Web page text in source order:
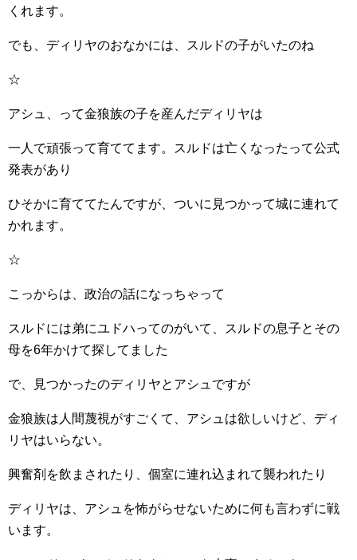
くれます。
でも、ディリヤのおなかには、スルドの子がいたのね
☆
アシュ、って金狼族の子を産んだディリヤは
一人で頑張って育ててます。スルドは亡くなったって公式
発表があり
ひそかに育ててたんですが、ついに見つかって城に連れて
かれます。
☆
こっからは、政治の話になっちゃって
スルドには弟にユドハってのがいて、スルドの息子とその
母を6年かけて探してました
で、見つかったのディリヤとアシュですが
金狼族は人間蔑視がすごくて、アシュは欲しいけど、ディ
リヤはいらない。
興奮剤を飲まされたり、個室に連れ込まれて襲われたり
ディリヤは、アシュを怖がらせないために何も言わずに戦
います。